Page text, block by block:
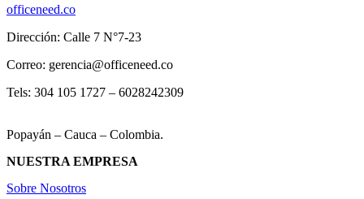
officeneed.co
Dirección: Calle 7 N°7-23
Correo: gerencia@officeneed.co
Tels: 304 105 1727 – 6028242309
Popayán – Cauca – Colombia.
NUESTRA EMPRESA
Sobre Nosotros